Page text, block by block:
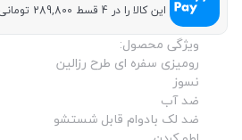
این کالا را در 4 قسط 289,800 تومانی بخرید
ویژگی محصول:
رومیزی سفره ای طرح رزالین
نسوز
ضد آب
ضد لک بادوام قابل شستشو